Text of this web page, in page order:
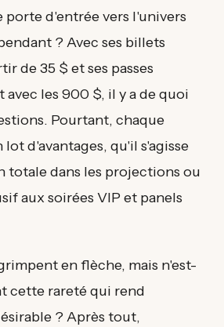
porte d'entrée vers l'univers
? Avec ses billets
de 35 $ et ses passes
les 900 $, il y a de quoi
Pourtant, chaque
d'avantages, qu'il s'agisse
totale dans les projections ou
aux soirées VIP et panels
en flèche, mais n'est-
cette rareté qui rend
? Après tout,